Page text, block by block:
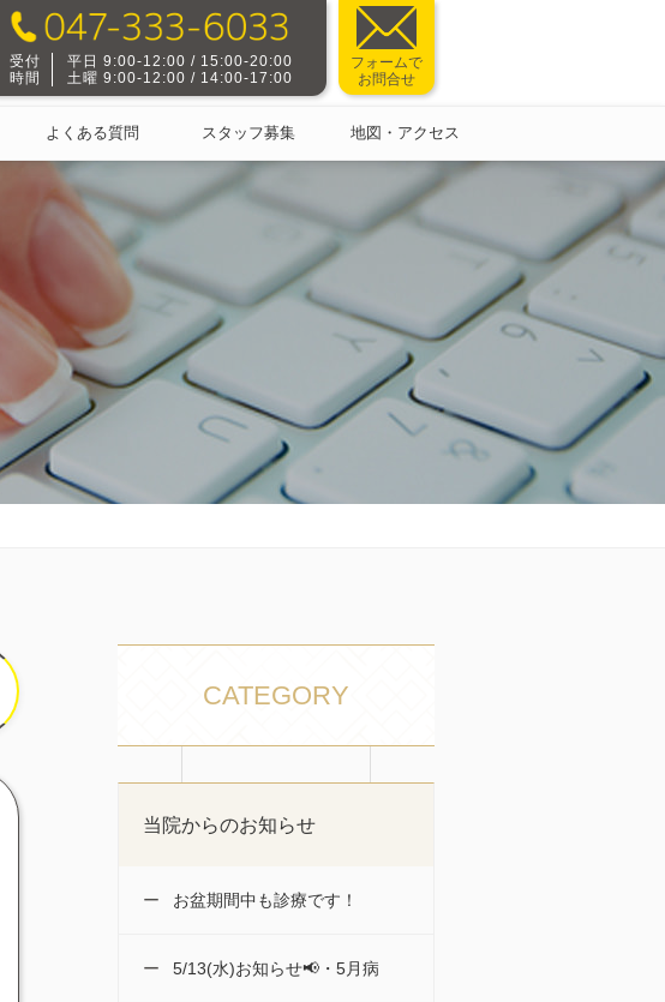
フォームで
お問合せ
受付
時間
平日 9:00-12:00 / 15:00-20:00
土曜 9:00-12:00 / 14:00-17:00
よくある質問 スタッフ募集 地図・アクセス
CATEGORY
当院からのお知らせ
お盆期間中も診療です！
5/13(水)お知らせ📢・5月病